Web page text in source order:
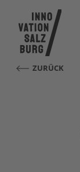
ZURÜCK